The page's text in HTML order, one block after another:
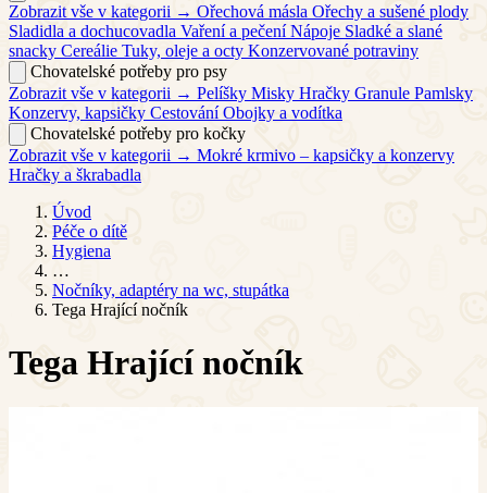
Zobrazit vše v kategorii → Ořechová másla Ořechy a sušené plody
Sladidla a dochucovadla Vaření a pečení Nápoje Sladké a slané
snacky Cereálie Tuky, oleje a octy Konzervované potraviny
Chovatelské potřeby pro psy
Zobrazit vše v kategorii → Pelíšky Misky Hračky Granule Pamlsky
Konzervy, kapsičky Cestování Obojky a vodítka
Chovatelské potřeby pro kočky
Zobrazit vše v kategorii → Mokré krmivo – kapsičky a konzervy
Hračky a škrabadla
Úvod
Péče o dítě
Hygiena
…
Nočníky, adaptéry na wc, stupátka
Tega Hrající nočník
Tega Hrající nočník